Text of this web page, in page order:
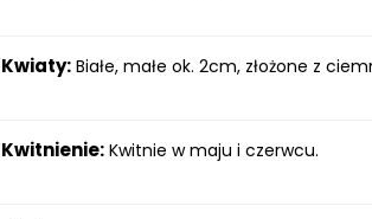
Kwiaty: Białe, małe ok. 2cm, złożone z
Kwitnienie: Kwitnie w maju i czerwcu.